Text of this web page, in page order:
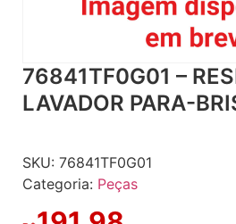
76841TF0G01 –
LAVADOR PARA-
SKU: 76841TF0G01
Categoria: Peças